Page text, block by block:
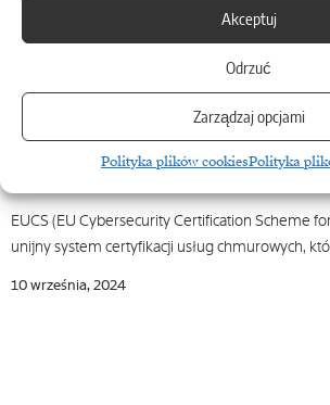
Akceptuj
Odrzuć
Zarządzaj opcjami
Polityka plików cookiesPolityka
Fundacja Digital Poland
„Dane krytyczne dla naszego państwa
podlegać wyłącznie prawu unijnemu”
EUCS (EU Cybersecurity Certification Scheme
unijny system certyfikacji usług chmurowych,
10 września, 2024